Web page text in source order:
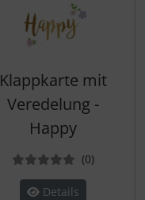
Klappkarte mit
Veredelung -
Happy
(0)
Details